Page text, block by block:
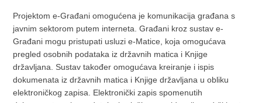
Projektom e-Građani omogućena je komunikacija građana s
javnim sektorom putem interneta. Građani kroz sustav e-
Građani mogu pristupati usluzi e-Matice, koja omogućava
pregled osobnih podataka iz državnih matica i Knjige
državljana. Sustav također omogućava kreiranje i ispis
dokumenata iz državnih matica i Knjige državljana u obliku
elektroničkog zapisa. Elektronički zapis spomenutih